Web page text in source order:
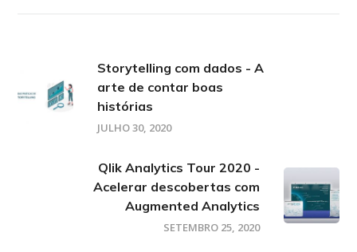
Storytelling com dados - A
arte de contar boas
histórias
JULHO 30, 2020
Qlik Analytics Tour 2020 -
Acelerar descobertas com
Augmented Analytics
SETEMBRO 25, 2020